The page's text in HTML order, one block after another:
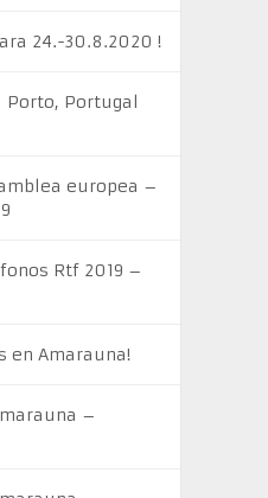
24.-30.8.2020 !
Porto, Portugal
europea –
Rtf 2019 –
en Amarauna!
–